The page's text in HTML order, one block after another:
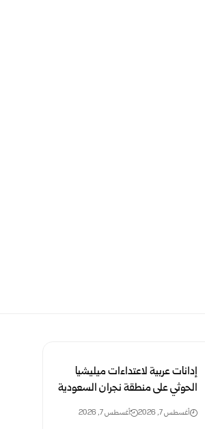
إدانات عربية لاعتداءات ميليشيا
الحوثي على منطقة نجران السعودية
أغسطس 7, 2026 أغسطس 7, 2026